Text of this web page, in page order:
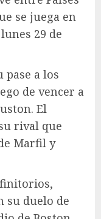
se juega en
29 de
pase a los
de vencer a
El
rival que
Marfil y
su duelo de